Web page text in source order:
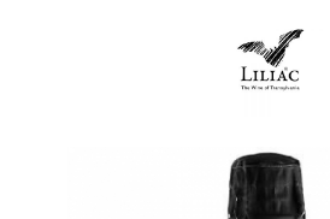
Via Viticola SARICA NICULITEL
Crama MARCEA Stefanesti